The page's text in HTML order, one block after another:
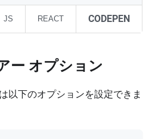
JS REACT CODEPEN
ー オプション
以下のオプションを設定できま